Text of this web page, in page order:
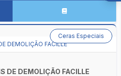
DE DEMOLIÇÃO FACILLE
Ceras Especiais